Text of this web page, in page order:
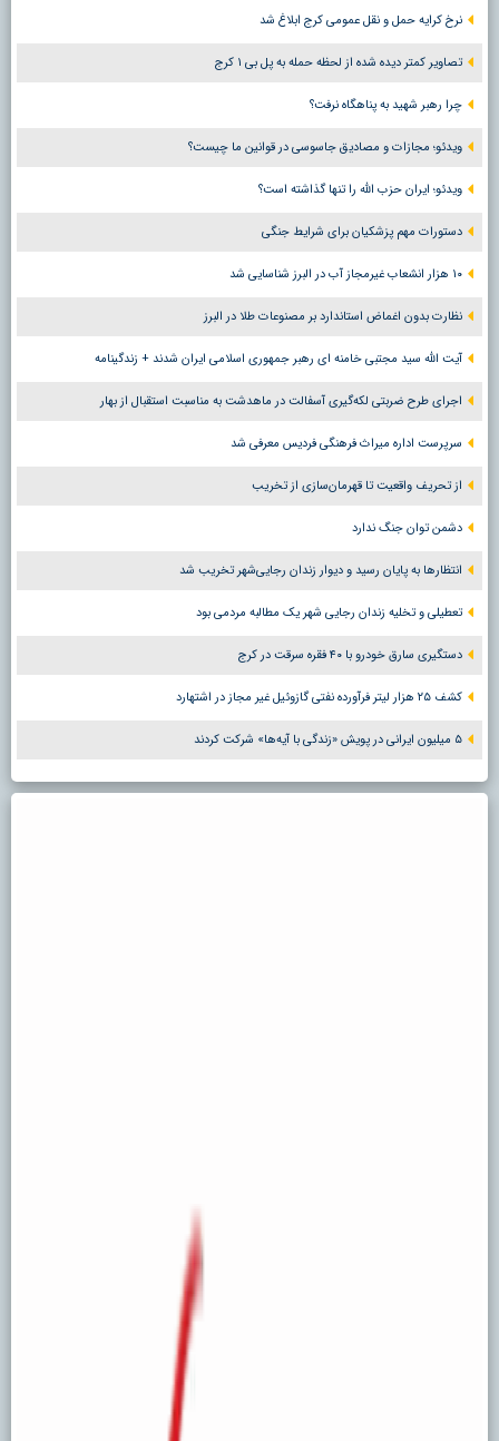
نرخ کرایه حمل و نقل عمومی کرج ابلاغ شد
تصاویر کمتر دیده شده از لحظه حمله به پل بی ۱ کرج
چرا رهبر شهید به پناهگاه نرفت؟
ویدئو؛ مجازات و مصادیق جاسوسی در قوانین ما چیست؟
ویدئو؛ ایران حزب الله را تنها گذاشته است؟
دستورات مهم پزشکیان برای شرایط جنگی
۱۰ هزار انشعاب غیرمجاز آب در البرز شناسایی شد
نظارت بدون اغماض استاندارد بر مصنوعات طلا در البرز
آیت الله سید مجتبی خامنه ای رهبر جمهوری اسلامی ایران شدند + زندگینامه
اجرای طرح ضربتی لکه‌گیری آسفالت در ماهدشت به مناسبت استقبال از بهار
سرپرست اداره میراث فرهنگی فردیس معرفی شد
از تحریف واقعیت تا قهرمان‌سازی از تخریب
دشمن توان جنگ ندارد
انتظارها به پایان رسید و دیوار زندان رجایی‌شهر تخریب شد
تعطیلی و تخلیه زندان رجایی شهر یک مطالبه مردمی بود
دستگیری سارق خودرو با ۴۰ فقره سرقت در کرج
کشف ۲۵ هزار لیتر فرآورده نفتی گازوئیل غیر مجاز در اشتهارد
۵ میلیون ایرانی در پویش «زندگی با آیه‌ها» شرکت کردند